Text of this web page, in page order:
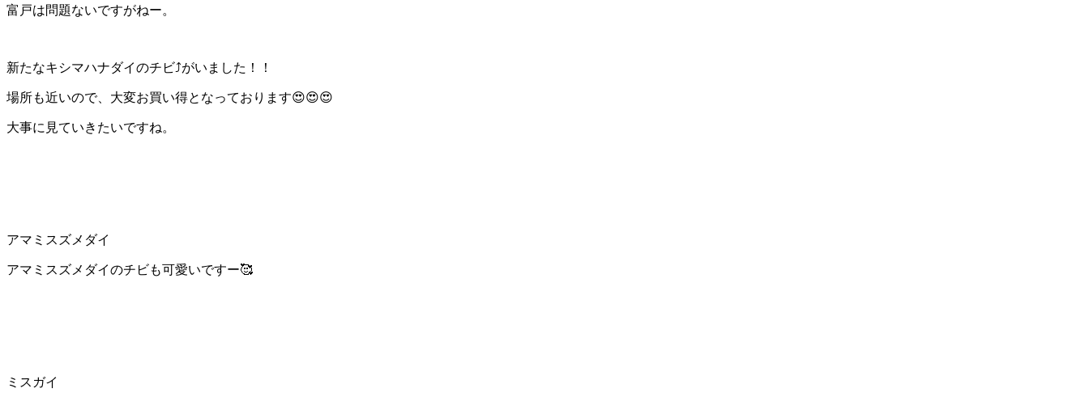
富戸は問題ないですがねー。
新たなキシマハナダイのチビ⤴がいました！！
場所も近いので、大変お買い得となっております😍😍😍
大事に見ていきたいですね。
アマミスズメダイ
アマミスズメダイのチビも可愛いですー🥰
ミスガイ